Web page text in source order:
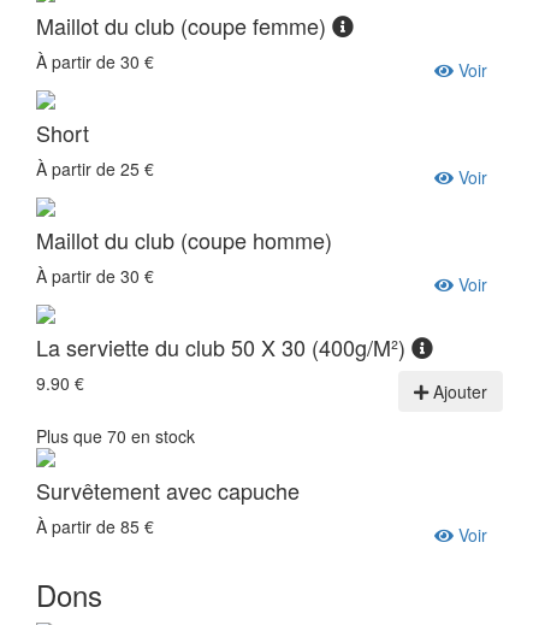
Maillot du club (coupe femme)
À partir de 30 € Voir
Short
À partir de 25 € Voir
Maillot du club (coupe homme)
À partir de 30 € Voir
La serviette du club 50 X 30 (400g/M²)
9.90 €
Ajouter
Plus que 70 en stock
Survêtement avec capuche
À partir de 85 € Voir
Dons